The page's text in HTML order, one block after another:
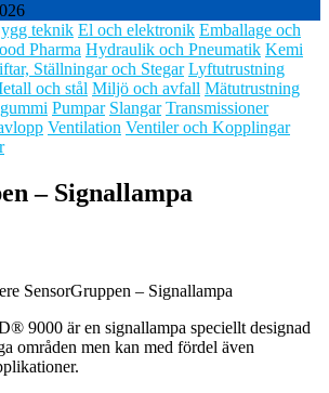
teknik El och elektronik Emballage och
Pharma Hydraulik och Pneumatik Kemi
Ställningar och Stegar Lyftutrustning
och stål Miljö och avfall Mätutrustning
Pumpar Slangar Transmissioner
Ventilation Ventiler och Kopplingar
– Signallampa
9000 är en signallampa speciellt designad
områden men kan med fördel även